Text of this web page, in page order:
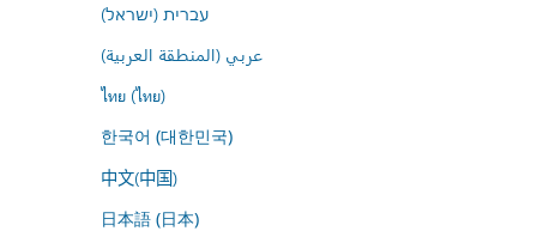
עברית (ישראל)
عربي (المنطقة العربية)
ไทย (ไทย)
한국어 (대한민국)
中文(中国)
日本語 (日本)